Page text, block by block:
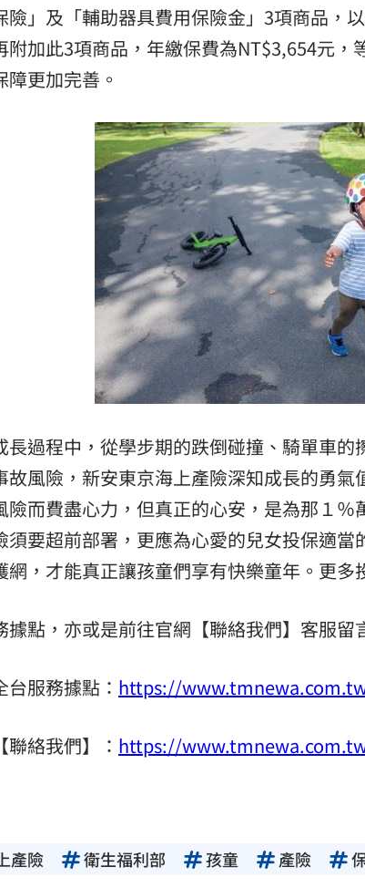
險」及「輔助器具費用保險金」3項商品，
附加此3項商品，年繳保費為NT$3,654元
障更加完善。
長過程中，從學步期的跌倒碰撞、騎單車
故風險，新安東京海上產險深知成長的勇
險而費盡心力，但真正的心安，是為那１
須要超前部署，更應為心愛的兒女投保適
網，才能真正讓孩童們享有快樂童年。更多
據點，亦或是前往官網【聯絡我們】客服留
服務據點： https://
絡我們】： https://
產險 衛生福利部 孩童 產險